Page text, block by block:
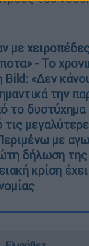
με
- Το
«Δεν
την
το
τις
με
δήλωση της
κρίση